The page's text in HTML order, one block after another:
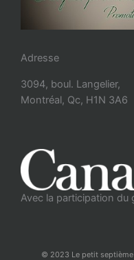
Adresse
3094, boul. Langelier,
Montréal, Qc, H1N 3A6
Avec la participation du
© 2023 Le petit septième